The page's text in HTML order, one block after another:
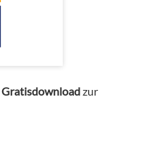
Gratisdownloadzur